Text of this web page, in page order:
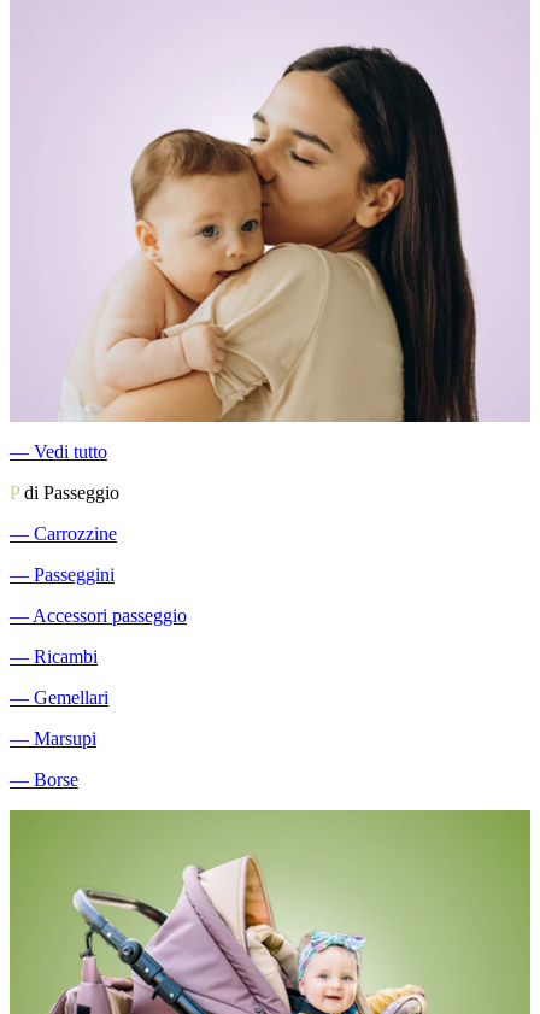
― Vedi tutto
Pdi Passeggio
― Carrozzine
― Passeggini
― Accessori passeggio
― Ricambi
― Gemellari
― Marsupi
― Borse